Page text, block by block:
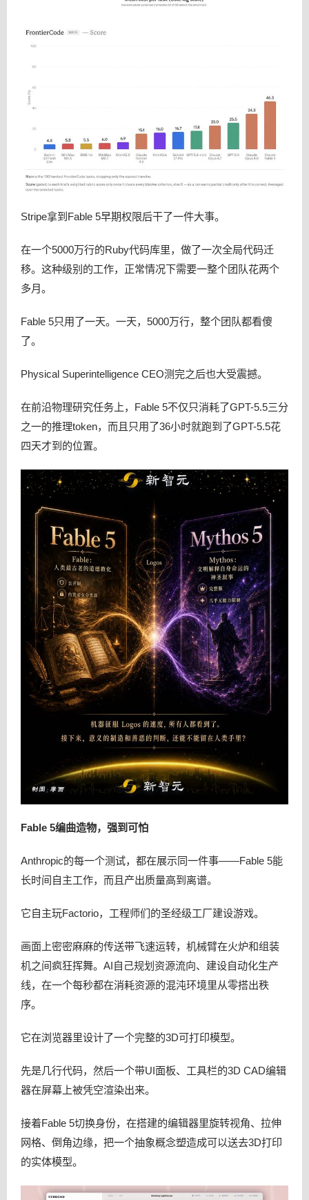
Stripe拿到Fable 5早期权限后干了一件大事。
在一个5000万行的Ruby代码库里，做了一次全局代码迁
移。这种级别的工作，正常情况下需要一整个团队花两个
多月。
Fable 5只用了一天。一天，5000万行，整个团队都看傻
了。
Physical Superintelligence CEO测完之后也大受震撼。
在前沿物理研究任务上，Fable 5不仅只消耗了GPT-5.5三分
之一的推理token，而且只用了36小时就跑到了GPT-5.5花
四天才到的位置。
Fable 5编曲造物，强到可怕
Anthropic的每一个测试，都在展示同一件事——Fable 5能
长时间自主工作，而且产出质量高到离谱。
它自主玩Factorio，工程师们的圣经级工厂建设游戏。
画面上密密麻麻的传送带飞速运转，机械臂在火炉和组装
机之间疯狂挥舞。AI自己规划资源流向、建设自动化生产
线，在一个每秒都在消耗资源的混沌环境里从零搭出秩
序。
它在浏览器里设计了一个完整的3D可打印模型。
先是几行代码，然后一个带UI面板、工具栏的3D CAD编辑
器在屏幕上被凭空渲染出来。
接着Fable 5切换身份，在搭建的编辑器里旋转视角、拉伸
网格、倒角边缘，把一个抽象概念塑造成可以送去3D打印
的实体模型。